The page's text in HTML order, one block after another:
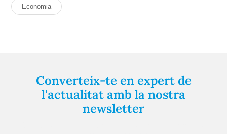
Economia
Converteix-te en expert de
l'actualitat amb la nostra
newsletter